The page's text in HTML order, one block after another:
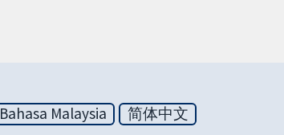
Bahasa Malaysia 简体中文